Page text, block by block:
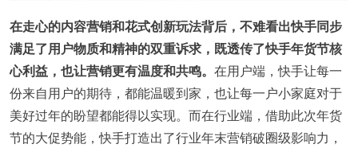
在走心的内容营销和花式创新玩法背后，不难看出快手同步
满足了用户物质和精神的双重诉求，既透传了快手年货节核
心利益，也让营销更有温度和共鸣。 在用户端，快手让每一
份来自用户的期待，都能温暖到家，也让每一户小家庭对于
美好过年的盼望都能得以实现。而在行业端，借助此次年货
节的大促势能，快手打造出了行业年末营销破圈级影响力，